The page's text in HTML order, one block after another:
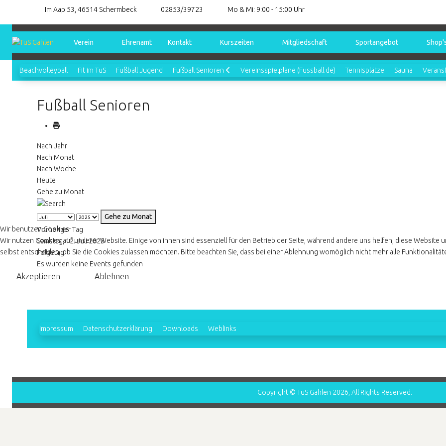
Im Aap 53, 46514 Schermbeck 02853/39723 Mo & Mi: 9:00 - 15:00 Uhr
Verein Ehrenamt Kontakt Kurszeiten Mitgliedschaft Sportangebot
Beachvolleyball Fit im TuS Fußball Jugend Fußball Senioren Vereinsspielpläne (Fussball.de) Tennisplätze Sauna
Fußball Senioren
Nach Jahr
Nach Monat
Nach Woche
Heute
Gehe zu Monat
Gehe zu Monat
Vorheriger Tag
Samstag, 12. Juli 2025
Folgetag
Es wurden keine Events gefunden
Impressum Datenschutzerklärung Downloads Weblinks
Copyright © TuS Gahlen 2026, All Rights Reserved.
Wir benutzen Cookies
Wir nutzen Cookies auf unserer Website. Einige von ihnen sind essenziell für den Betrieb der Seite, während andere uns helfen, diese Website
selbst entscheiden, ob Sie die Cookies zulassen möchten. Bitte beachten Sie, dass bei einer Ablehnung womöglich nicht mehr alle
Akzeptieren Ablehnen